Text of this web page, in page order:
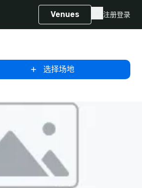
Venues 注册登录
选择场地